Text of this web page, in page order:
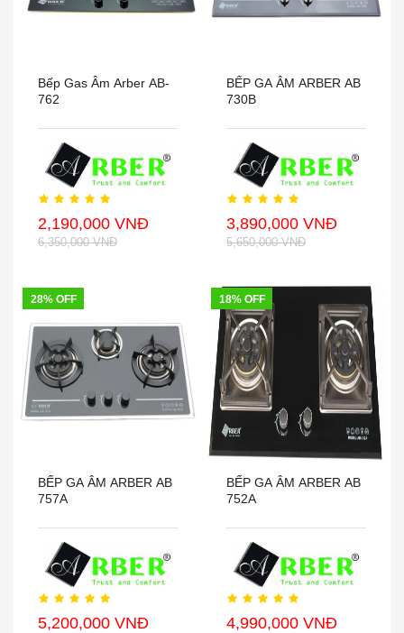
Bếp Gas Âm Arber AB-
762
2,190,000 VNĐ
6,350,000 VNĐ
BẾP GA ÂM ARBER AB
730B
3,890,000 VNĐ
5,650,000 VNĐ
28% OFF
BẾP GA ÂM ARBER AB
757A
5,200,000 VNĐ
18% OFF
BẾP GA ÂM ARBER AB
752A
4,990,000 VNĐ